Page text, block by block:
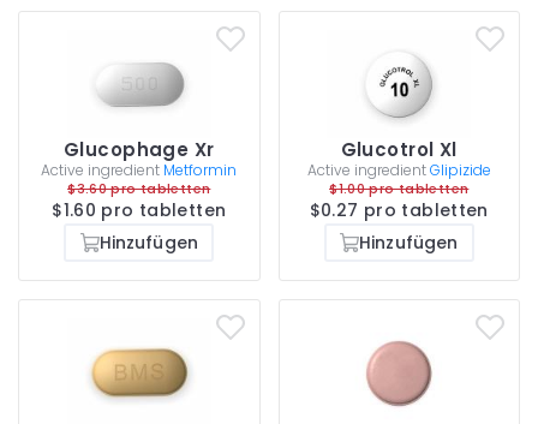
Glucophage Xr
Active ingredient Metformin
$3.60 pro tabletten
$1.60 pro tabletten
Hinzufügen
Glucotrol Xl
Active ingredientGlipizide
$1.00 pro tabletten
$0.27 pro tabletten
Hinzufügen